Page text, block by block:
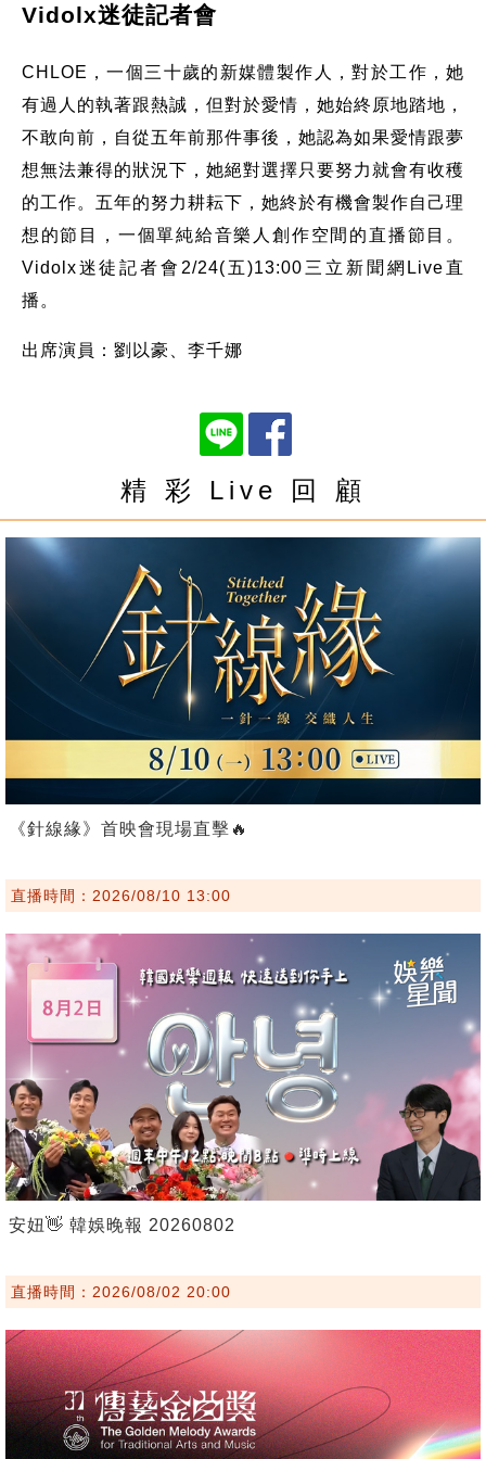
Vidolx迷徒記者會
CHLOE，一個三十歲的新媒體製作人，對於工作，她
有過人的執著跟熱誠，但對於愛情，她始終原地踏地，
不敢向前，自從五年前那件事後，她認為如果愛情跟夢
想無法兼得的狀況下，她絕對選擇只要努力就會有收穫
的工作。五年的努力耕耘下，她終於有機會製作自己理
想的節目，一個單純給音樂人創作空間的直播節目。
Vidolx迷徒記者會2/24(五)13:00三立新聞網Live直
播。
出席演員：劉以豪、李千娜
精 彩 Live 回 顧
《針線緣》首映會現場直擊🔥
直播時間：2026/08/10 13:00
安妞👋 韓娛晚報 20260802
直播時間：2026/08/02 20:00